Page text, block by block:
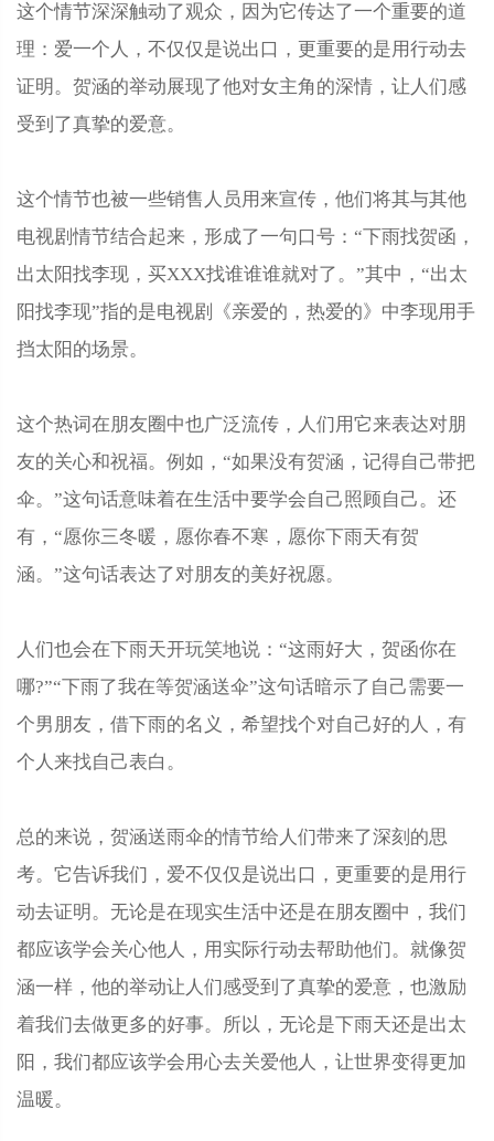
这个情节深深触动了观众，因为它传达了一个重要的道
理：爱一个人，不仅仅是说出口，更重要的是用行动去
证明。贺涵的举动展现了他对女主角的深情，让人们感
受到了真挚的爱意。
这个情节也被一些销售人员用来宣传，他们将其与其他
电视剧情节结合起来，形成了一句口号：“下雨找贺函，
出太阳找李现，买XXX找谁谁谁就对了。”其中，“出太
阳找李现”指的是电视剧《亲爱的，热爱的》中李现用手
挡太阳的场景。
这个热词在朋友圈中也广泛流传，人们用它来表达对朋
友的关心和祝福。例如，“如果没有贺涵，记得自己带把
伞。”这句话意味着在生活中要学会自己照顾自己。还
有，“愿你三冬暖，愿你春不寒，愿你下雨天有贺
涵。”这句话表达了对朋友的美好祝愿。
人们也会在下雨天开玩笑地说：“这雨好大，贺函你在
哪?”“下雨了我在等贺涵送伞”这句话暗示了自己需要一
个男朋友，借下雨的名义，希望找个对自己好的人，有
个人来找自己表白。
总的来说，贺涵送雨伞的情节给人们带来了深刻的思
考。它告诉我们，爱不仅仅是说出口，更重要的是用行
动去证明。无论是在现实生活中还是在朋友圈中，我们
都应该学会关心他人，用实际行动去帮助他们。就像贺
涵一样，他的举动让人们感受到了真挚的爱意，也激励
着我们去做更多的好事。所以，无论是下雨天还是出太
阳，我们都应该学会用心去关爱他人，让世界变得更加
温暖。